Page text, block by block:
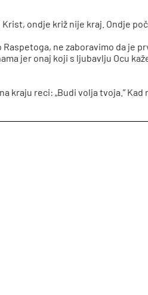
ondje križ nije kraj. Ondje
ne zaboravimo da je
jer onaj koji s ljubavlju Ocu
reci: „Budi volja tvoja.” Kad